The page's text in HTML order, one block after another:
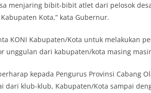
menjaring bibit-bibit atlet dari pelosok
Kota,” kata Gubernur.
KONI Kabupaten/Kota untuk melakukan
unggulan dari kabupaten/kota masing
kepada Pengurus Provinsi Cabang
dari klub-klub, Kabupaten/Kota sampai